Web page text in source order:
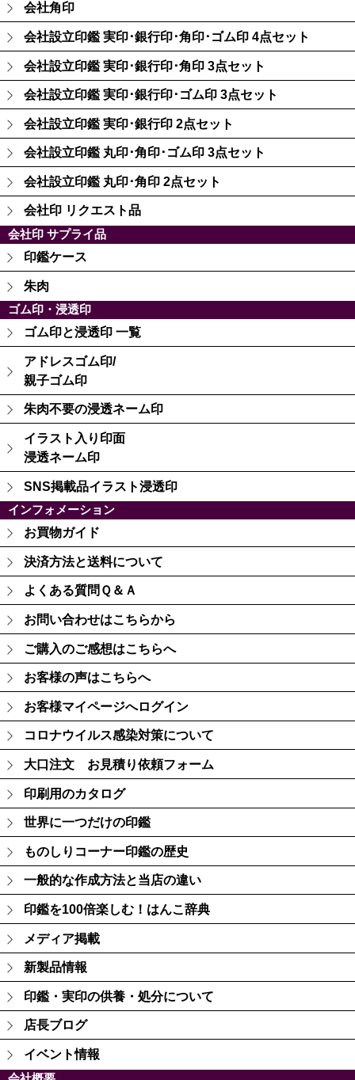
会社角印
会社設立印鑑 実印･銀行印･角印･ゴム印 4点セット
会社設立印鑑 実印･銀行印･角印 3点セット
会社設立印鑑 実印･銀行印･ゴム印 3点セット
会社設立印鑑 実印･銀行印 2点セット
会社設立印鑑 丸印･角印･ゴム印 3点セット
会社設立印鑑 丸印･角印 2点セット
会社印 リクエスト品
会社印 サプライ品
印鑑ケース
朱肉
ゴム印・浸透印
ゴム印と浸透印 一覧
アドレスゴム印/
親子ゴム印
朱肉不要の浸透ネーム印
イラスト入り印面
浸透ネーム印
SNS掲載品イラスト浸透印
インフォメーション
お買物ガイド
決済方法と送料について
よくある質問Ｑ＆Ａ
お問い合わせはこちらから
ご購入のご感想はこちらへ
お客様の声はこちらへ
お客様マイページへログイン
コロナウイルス感染対策について
大口注文 お見積り依頼フォーム
印刷用のカタログ
世界に一つだけの印鑑
ものしりコーナー印鑑の歴史
一般的な作成方法と当店の違い
印鑑を100倍楽しむ！はんこ辞典
メディア掲載
新製品情報
印鑑・実印の供養・処分について
店長ブログ
イベント情報